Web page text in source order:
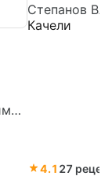
Степанов Владимир Александрович
Качели
4.1 27